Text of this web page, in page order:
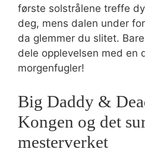
første solstrålene treffe
deg, mens dalen under
da glemmer du slitet.
dele opplevelsen med en
morgenfugler!
Big Daddy &
Kongen og det
mesterverket